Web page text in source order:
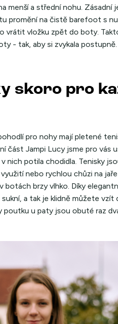
menší a střední nohu. Zásadní
promění na čistě barefoot s
vrátit vložku zpět do boty.
- tak, aby si zvykala postupně.
skoro pro
pro nohy mají pletené
část Jampi Lucy jsme pro vás
nich potila chodidla. Tenisky
nebo rychlou chůzi na jaře
brzy vlhko. Díky
a tak je klidně můžete vzít
poutku u paty jsou obuté raz